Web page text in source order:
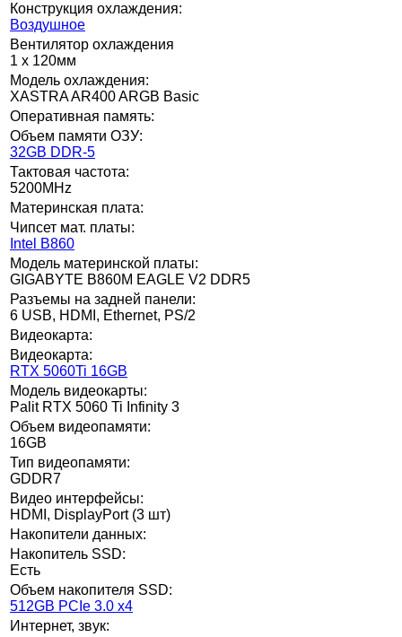
Конструкция охлаждения:
Воздушное
Вентилятор охлаждения
1 x 120мм
Модель охлаждения:
XASTRA AR400 ARGB Basic
Оперативная память:
Объем памяти ОЗУ:
32GB DDR-5
Тактовая частота:
5200MHz
Материнская плата:
Чипсет мат. платы:
Intel B860
Модель материнской платы:
GIGABYTE B860M EAGLE V2 DDR5
Разъемы на задней панели:
6 USB, HDMI, Ethernet, PS/2
Видеокарта:
Видеокарта:
RTX 5060Ti 16GB
Модель видеокарты:
Palit RTX 5060 Ti Infinity 3
Объем видеопамяти:
16GB
Тип видеопамяти:
GDDR7
Видео интерфейсы:
HDMI, DisplayPort (3 шт)
Накопители данных:
Накопитель SSD:
Есть
Объем накопителя SSD:
512GB PCIe 3.0 x4
Интернет, звук: